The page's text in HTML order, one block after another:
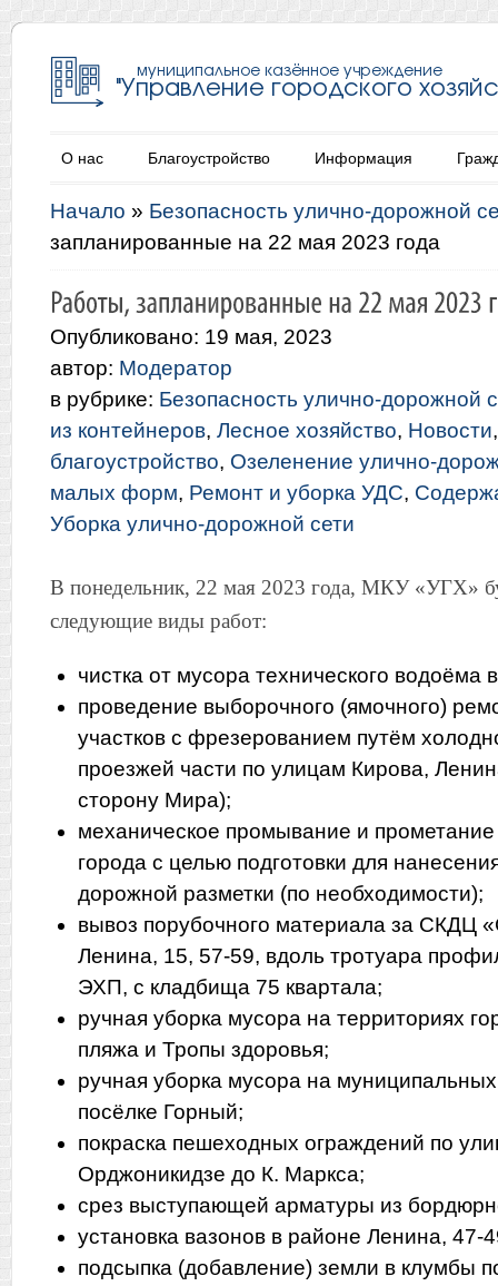
О нас Благоустройство Информация
Начало » Безопасность улично-дорожной
запланированные на 22 мая 2023 года
Опубликовано: 19 мая, 2023
автор: Модератор
в рубрике: Безопасность улично-дорожной
из контейнеров, Лесное хозяйство, Новости
благоустройство, Озеленение улично-
малых форм, Ремонт и уборка УДС,
Уборка улично-дорожной сети
В понедельник, 22 мая 2023 года, МКУ «УГХ»
следующие виды работ:
чистка от мусора технического водоёма
проведение выборочного (ямочного)
участков с фрезерованием путём
проезжей части по улицам Кирова,
сторону Мира);
механическое промывание и
города с целью подготовки для
дорожной разметки (по необходимости);
вывоз порубочного материала за СКДЦ
Ленина, 15, 57-59, вдоль тротуара
ЭХП, с кладбища 75 квартала;
ручная уборка мусора на территориях
пляжа и Тропы здоровья;
ручная уборка мусора на
посёлке Горный;
покраска пешеходных ограждений по
Орджоникидзе до К. Маркса;
срез выступающей арматуры из
установка вазонов в районе Ленина, 47-
подсыпка (добавление) земли в клумбы